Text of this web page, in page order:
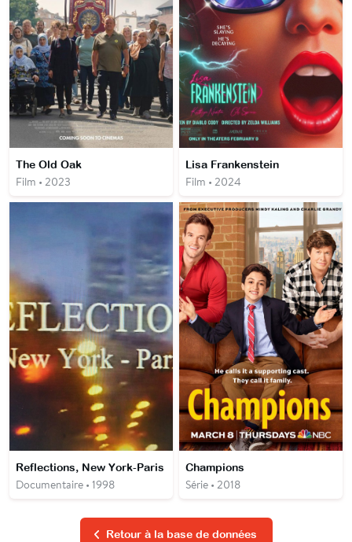
The Old Oak
Film • 2023
Lisa Frankenstein
Film • 2024
Reflections, New York-Paris
Documentaire • 1998
Champions
Série • 2018
Retour à la base de données